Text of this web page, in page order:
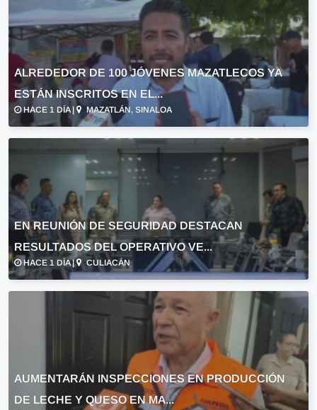
ALREDEDOR DE 100 JÓVENES MAZATLECOS YA
ESTÁN INSCRITOS EN EL...
HACE 1 DÍA | MAZATLÁN, SINALOA
EN REUNIÓN DE SEGURIDAD DESTACAN
RESULTADOS DEL OPERATIVO VE...
HACE 1 DÍA | CULIACÁN
AUMENTARÁN INSPECCIONES EN PRODUCCIÓN
DE LECHE Y QUESO EN MA...